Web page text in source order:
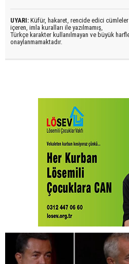
UYARI: Küfür, hakaret, rencide edici cümleler
içeren, imla kuralları ile yazılmamış,
Türkçe karakter kullanılmayan ve büyük
onaylanmamaktadır.